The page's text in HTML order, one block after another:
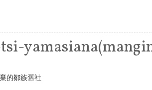
的鄒族舊社